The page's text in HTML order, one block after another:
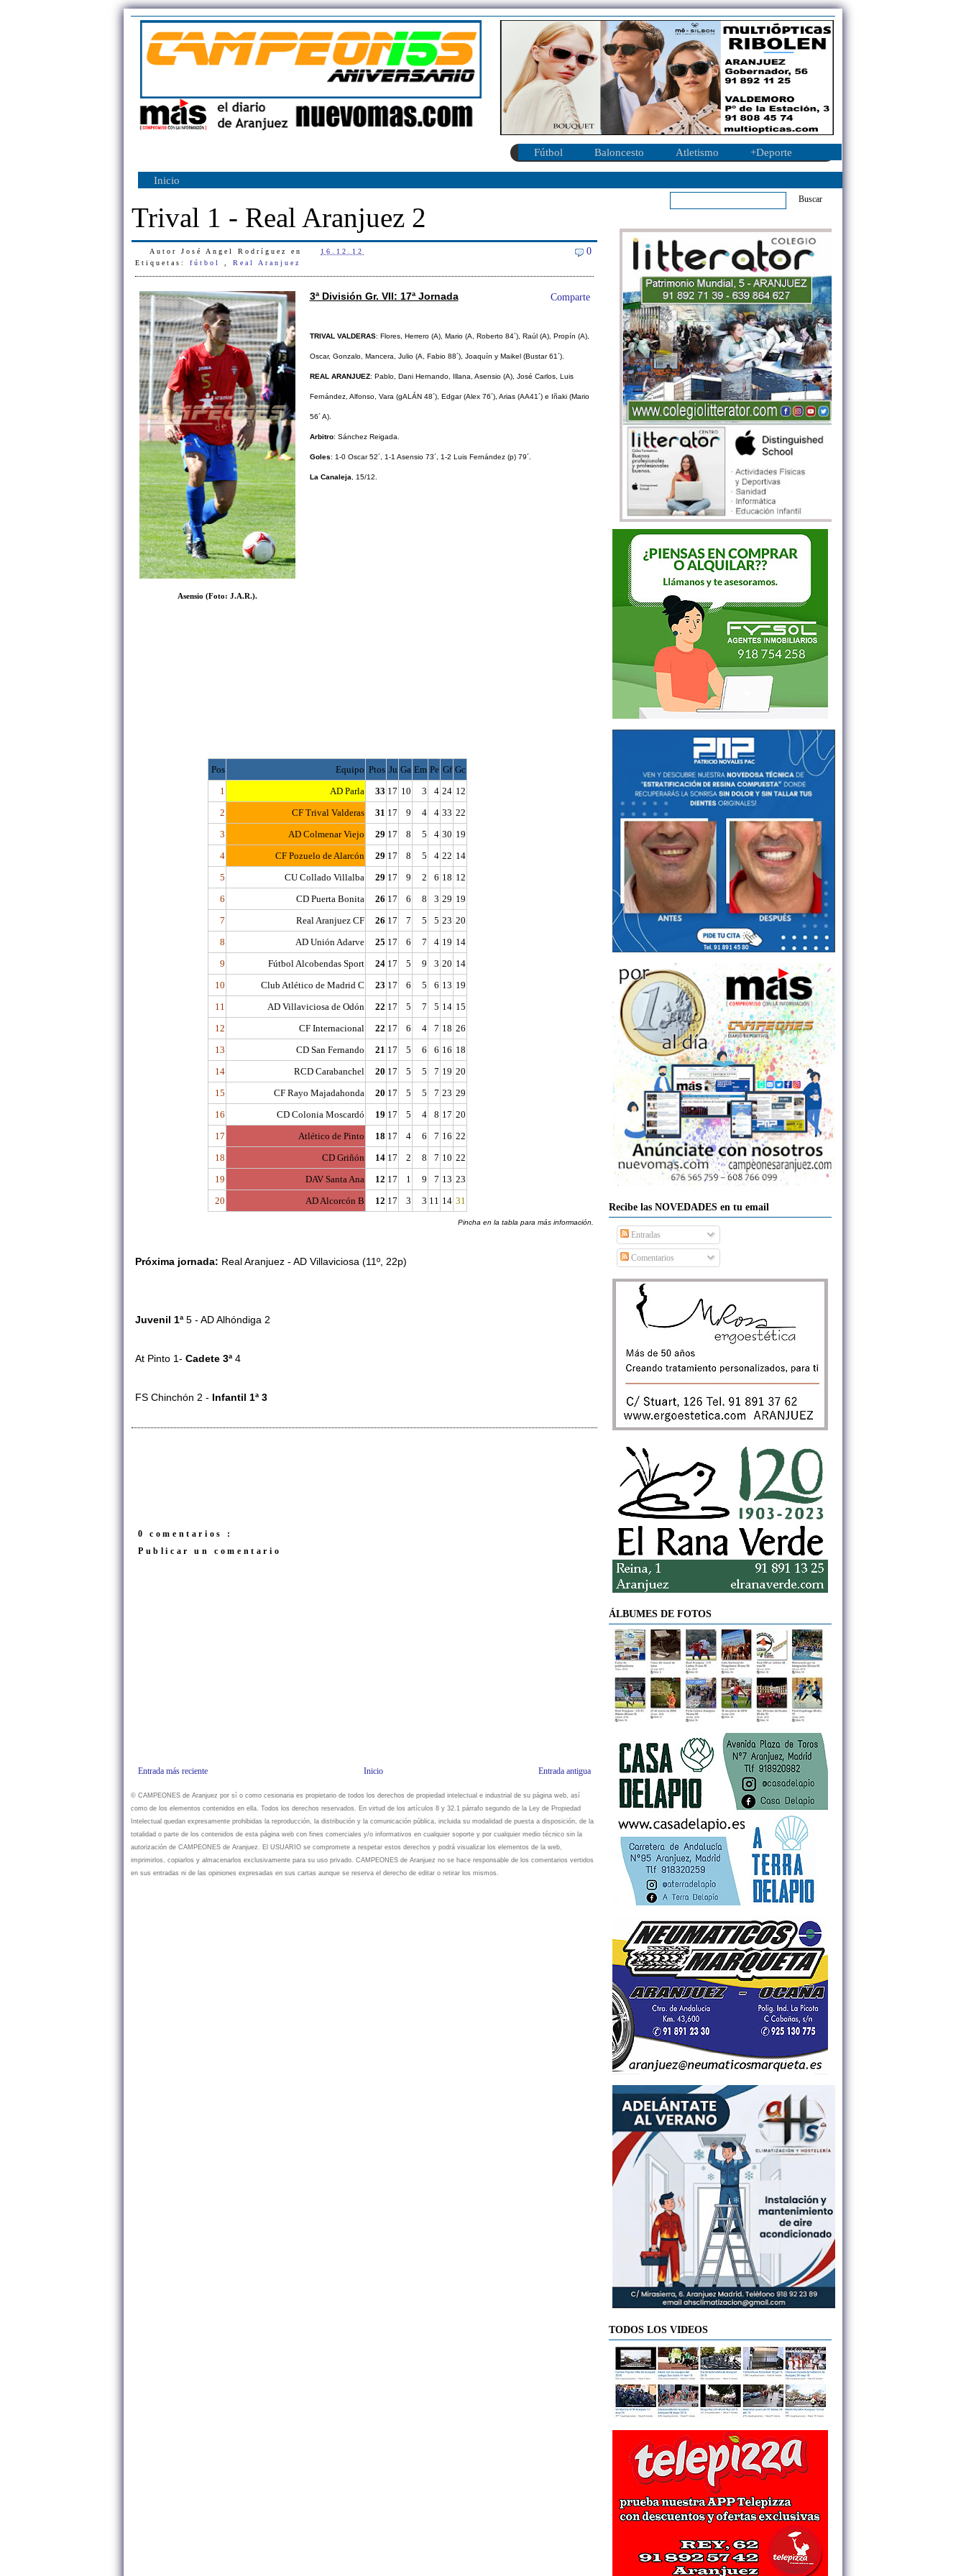
Fútbol Baloncesto Atletismo +Deporte
Inicio
Trival 1 - Real Aranjuez 2
Autor José Angel Rodríguez en 16.12.12 0
Etiquetas: fútbol Real Aranjuez
Comparte
Asensio (Foto: J.A.R.).
3ª División Gr. VII: 17ª Jornada
TRIVAL VALDERAS: Flores, Herrero (A), Mario (A, Roberto 84´), Raúl (A), Propín (A),
Oscar, Gonzalo, Mancera, Julio (A, Fabio 88´), Joaquín y Maikel (Bustar 61´).
REAL ARANJUEZ: Pablo, Dani Hernando, Illana, Asensio (A), José Carlos, Luis
Fernández, Alfonso, Vara (gALÁN 48´), Edgar (Alex 76´), Arias (AA41´) e Iñaki (Mario
56´ A).
Arbitro: Sánchez Reigada.
Goles: 1-0 Oscar 52´, 1-1 Asensio 73´, 1-2 Luis Fernández (p) 79´.
La Canaleja , 15/12.
Pos Equipo Ptos Ju Ga Em Pe Gf Gc
1
AD Parla 33 17 10 3 4 24 12
2
CF Trival Valderas 31 17 9 4 4 33 22
3
AD Colmenar Viejo 29 17 8 5 4 30 19
4
CF Pozuelo de Alarcón 29 17 8 5 4 22 14
5
CU Collado Villalba 29 17 9 2 6 18 12
6
CD Puerta Bonita 26 17 6 8 3 29 19
7
Real Aranjuez CF 26 17 7 5 5 23 20
8
AD Unión Adarve 25 17 6 7 4 19 14
9
Fútbol Alcobendas Sport 24 17 5 9 3 20 14
10
Club Atlético de Madrid C 23 17 6 5 6 13 19
11
AD Villaviciosa de Odón 22 17 5 7 5 14 15
12
CF Internacional 22 17 6 4 7 18 26
13
CD San Fernando 21 17 5 6 6 16 18
14
RCD Carabanchel 20 17 5 5 7 19 20
15
CF Rayo Majadahonda 20 17 5 5 7 23 29
16
CD Colonia Moscardó 19 17 5 4 8 17 20
17
Atlético de Pinto 18 17 4 6 7 16 22
18
CD Griñón 14 17 2 8 7 10 22
19
DAV Santa Ana 12 17 1 9 7 13 23
20
AD Alcorcón B 12 17 3 3 11 14 31
Pincha en la tabla para más información.
Próxima jornada: Real Aranjuez - AD Villaviciosa (11º, 22p)
Juvenil 1ª 5 - AD Alhóndiga 2
At Pinto 1- Cadete 3ª 4
FS Chinchón 2 - Infantil 1ª 3
0 comentarios :
Publicar un comentario
Entrada más reciente Entrada antigua
Inicio
© CAMPEONES de Aranjuez por sí o como cesionaria es propietario de todos los derechos de propiedad intelectual e industrial de su página web, así
como de los elementos contenidos en ella. Todos los derechos reservados. En virtud de los artículos 8 y 32.1 párrafo segundo de la Ley de Propiedad
Intelectual quedan expresamente prohibidas la reproducción, la distribución y la comunicación pública, incluida su modalidad de puesta a disposición, de la
totalidad o parte de los contenidos de esta página web con fines comerciales y/o informativos en cualquier soporte y por cualquier medio técnico sin la
autorización de CAMPEONES de Aranjuez. El USUARIO se compromete a respetar estos derechos y podrá visualizar los elementos de la web,
imprimirlos, copiarlos y almacenarlos exclusivamente para su uso privado. CAMPEONES de Aranjuez no se hace responsable de los comentarios vertidos
en sus entradas ni de las opiniones expresadas en sus cartas aunque se reserva el derecho de editar o retirar los mismos.
Recibe las NOVEDADES en tu email
Entradas
Comentarios
ÁLBUMES DE FOTOS
TODOS LOS VIDEOS